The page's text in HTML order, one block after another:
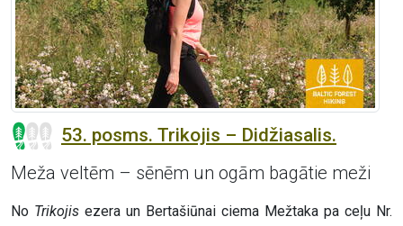
53. posms. Trikojis – Didžiasalis.
Meža veltēm – sēnēm un ogām bagātie meži
No Trikojis ezera un Bertašiūnai ciema Mežtaka pa ceļu Nr.